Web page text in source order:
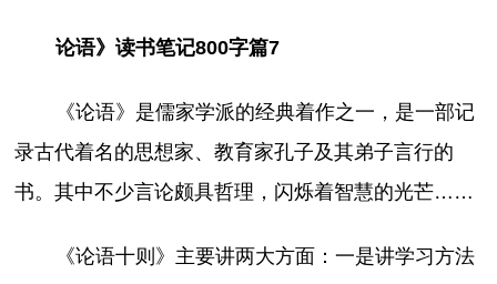
论语》读书笔记800字篇7
《论语》是儒家学派的经典着作之一，是一部记
录古代着名的思想家、教育家孔子及其弟子言行的
书。其中不少言论颇具哲理，闪烁着智慧的光芒……
《论语十则》主要讲两大方面：一是讲学习方法